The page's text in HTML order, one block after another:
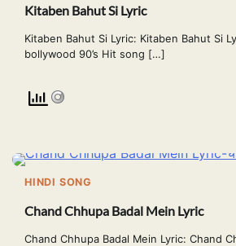
Kitaben Bahut Si Lyric
Kitaben Bahut Si Lyric: Kitaben Bahut Si
bollywood 90’s Hit song […]
HINDI SONG
Chand Chhupa Badal Mein Lyric
Chand Chhupa Badal Mein Lyric: Chand